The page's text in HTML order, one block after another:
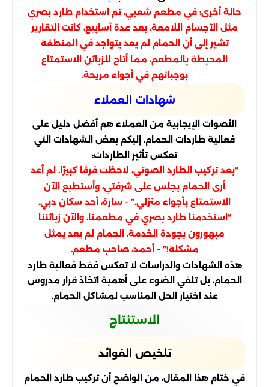
حالة أخرى: في مطعم شعبي، تم استخدام طارد بصري
مثل الأجسام اللامعة. بعد عدة أسابيع، كانت التقارير
تشير إلى أن الحمام لم يعد يتواجد في المنطقة
المحيطة بالمطعم، مما أتاح للزبائن الاستمتاع
بوجباتهم في أجواء مريحة.
شهادات العملاء
الأصوات الإيجابية من العملاء هم أفضل دليل على
فعالية طاردات الحمام. إليكم بعض الشهادات التي
تعكس تأثير الطاردات:
“بعد تركيب الطارد الصوتي، لاحظت فرقًا كبيرًا. لم أعد
أرى الحمام يجلس على شرفتي، وأستطيع الآن
الاستمتاع بأجواء منزلي.” – سارة، أحد سكان دبي.
“استخدمنا طارد بصري في مطعمنا، والآن زبائننا
مبهورون بجودة الخدمة. الحمام لم يعد يمثل
مشكلة!” – أحمد، صاحب مطعم.
هذه الشهادات والدراسات لا تعكس فقط فعالية طارد
الحمام، بل تلقي الضوء على أهمية اتخاذ قرار مدروس
عند اختيار الحل المناسب لمشاكل الحمام.
الاستنتاج
تلخيص الفوائد
في ختام هذا المقال، من الواضح أن تركيب طارد الحمام